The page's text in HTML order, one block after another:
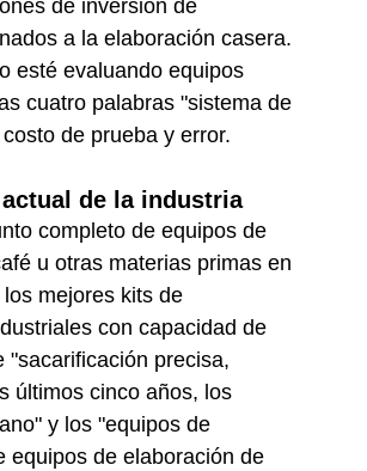
de inversión de
a la elaboración casera.
esté evaluando equipos
cuatro palabras "sistema de
de prueba y error.
de la industria
completo de equipos de
u otras materias primas en
mejores kits de
con capacidad de
"sacarificación precisa,
últimos cinco años, los
y los "equipos de
equipos de elaboración de